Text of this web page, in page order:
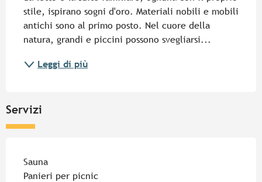
stile, ispirano sogni d'oro. Materiali nobili e mobili
antichi sono al primo posto. Nel cuore della
natura, grandi e piccini possono svegliarsi...
Leggi di più
Servizi
Sauna
Panieri per picnic